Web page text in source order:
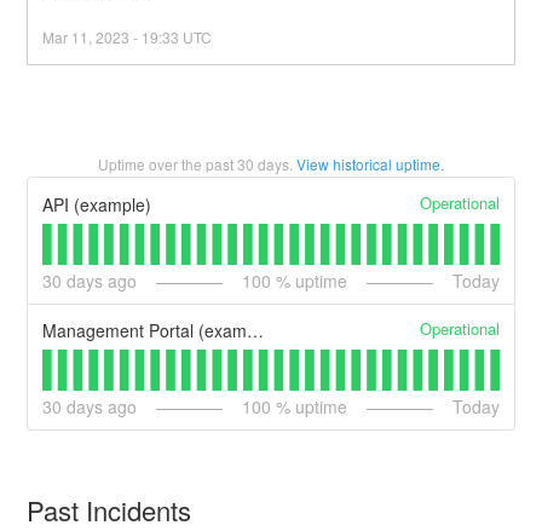
Mar 11 ,2023 - 19:33 UTC
Uptime over the past30 days. View historical uptime.
API (example) Operational
30 days ago 100 % uptime Today
Management Portal (example) Operational
30 days ago 100 % uptime Today
Past Incidents